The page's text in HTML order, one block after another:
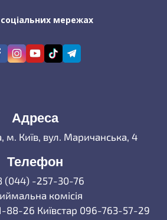
мережах
Адреса
м. Київ, вул. Маричанська, 4
Телефон
(044) -257-30-76
комісія
88-26 Київстар 096-763-57-29